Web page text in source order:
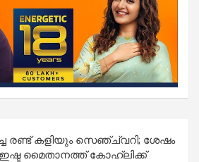
രണ്ട് കളിയും സെഞ്ച്വറി; ശേഷം
മൈതാനത്ത് കോഹ്‌ലിക്ക്